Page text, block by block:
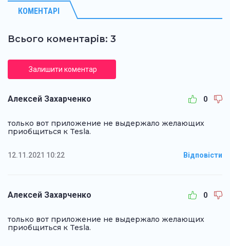
КОМЕНТАРІ
Всього коментарів: 3
Залишити коментар
Алексей Захарченко 0
только вот приложение не выдержало желающих
приобщиться к Tesla.
12.11.2021 10:22 Відповісти
Алексей Захарченко 0
только вот приложение не выдержало желающих
приобщиться к Tesla.